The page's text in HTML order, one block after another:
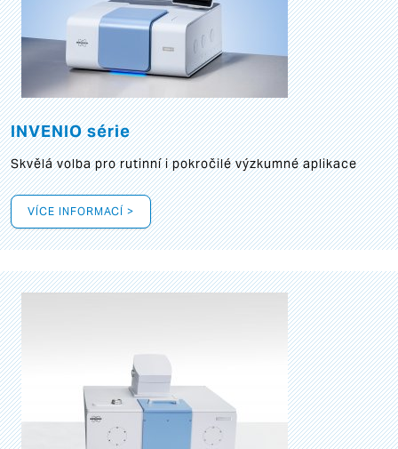
INVENIO série
Skvělá volba pro rutinní i pokročilé výzkumné aplikace
VÍCE INFORMACÍ >